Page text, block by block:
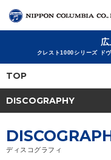
ジャンル
クレスト1000シリーズ ド
TOP
DISCOGRAPHY
ディスコグラフィ